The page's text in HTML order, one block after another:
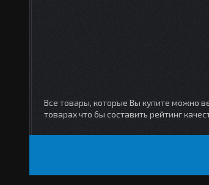
Все товары, которые Вы купите можно
товарах что бы составить рейтинг